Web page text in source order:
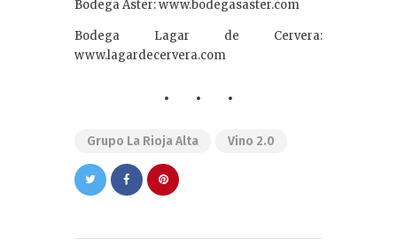
Bodega Áster: www.bodegasaster.com
Bodega Lagar de Cervera:
www.lagardecervera.com
Grupo La Rioja Alta Vino 2.0